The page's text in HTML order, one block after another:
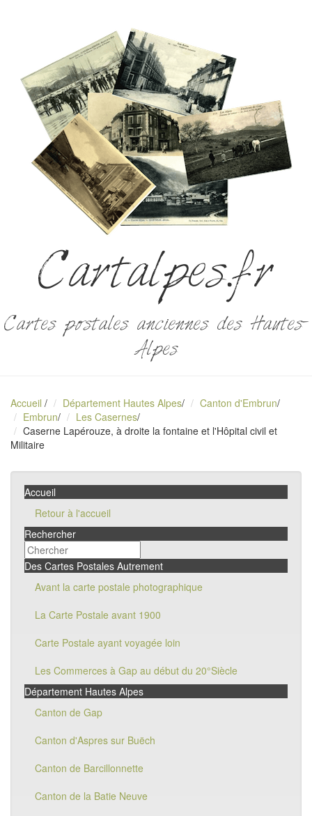
Cartalpes.fr
Cartes postales anciennes des Hautes-
Alpes
Accueil / Département Hautes Alpes/ Canton d'Embrun/
Embrun/ Les Casernes/
Caserne Lapérouze, à droite la fontaine et l'Hôpital civil et
Militaire
Accueil
Retour à l'accueil
Rechercher
Des Cartes Postales Autrement
Avant la carte postale photographique
La Carte Postale avant 1900
Carte Postale ayant voyagée loin
Les Commerces à Gap au début du 20°Siècle
Département Hautes Alpes
Canton de Gap
Canton d'Aspres sur Buëch
Canton de Barcillonnette
Canton de la Batie Neuve